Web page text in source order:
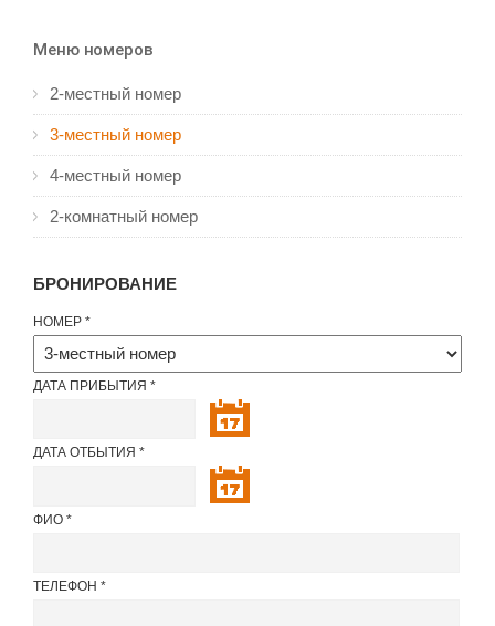
Меню номеров
2-местный номер
3-местный номер
4-местный номер
2-комнатный номер
БРОНИРОВАНИЕ
НОМЕР
ДАТА ПРИБЫТИЯ
ДАТА ОТБЫТИЯ
ФИО
ТЕЛЕФОН